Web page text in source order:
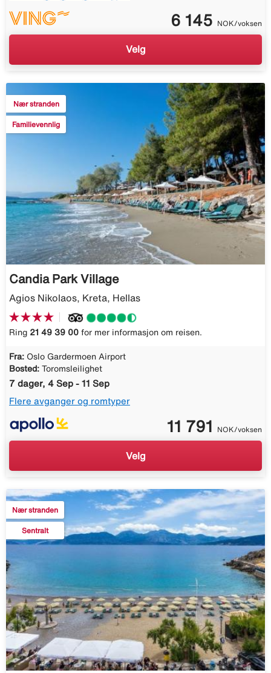
6 145 NOK/voksen
Velg
Nær stranden
Familievennlig
Candia Park Village
Agios Nikolaos, Kreta, Hellas
Ring 21 49 39 00 for mer informasjon om reisen.
Fra: Oslo Gardermoen Airport
Bosted: Toromsleilighet
7 dager, 4 Sep - 11 Sep
Flere avganger og romtyper
11 791 NOK/voksen
Velg
Nær stranden
Sentralt